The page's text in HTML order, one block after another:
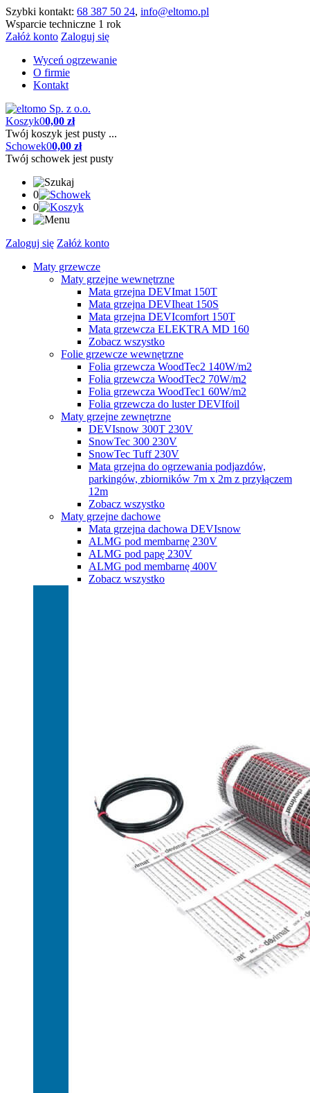
Szybki kontakt: 68 387 50 24, info@eltomo.pl
Wsparcie techniczne 1 rok
Załóż konto Zaloguj się
Wyceń ogrzewanie
O firmie
Kontakt
Koszyk00,00 zł
Twój koszyk jest pusty ...
Schowek00,00 zł
Twój schowek jest pusty
0
0
Zaloguj się Załóż konto
Maty grzewcze
Maty grzejne wewnętrzne
Mata grzejna DEVImat 150T
Mata grzejna DEVIheat 150S
Mata grzejna DEVIcomfort 150T
Mata grzewcza ELEKTRA MD 160
Zobacz wszystko
Folie grzewcze wewnętrzne
Folia grzewcza WoodTec2 140W/m2
Folia grzewcza WoodTec2 70W/m2
Folia grzewcza WoodTec1 60W/m2
Folia grzewcza do luster DEVIfoil
Maty grzejne zewnętrzne
DEVIsnow 300T 230V
SnowTec 300 230V
SnowTec Tuff 230V
Mata grzejna do ogrzewania podjazdów,
parkingów, zbiorników 7m x 2m z przyłączem
12m
Zobacz wszystko
Maty grzejne dachowe
Mata grzejna dachowa DEVIsnow
ALMG pod membarnę 230V
ALMG pod papę 230V
ALMG pod membarnę 400V
Zobacz wszystko